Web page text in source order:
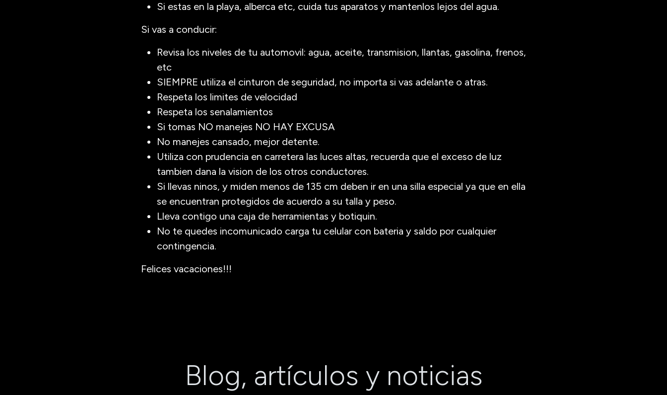
Si estas en la playa, alberca etc, cuida tus aparatos y mantenlos lejos del agua.
Si vas a conducir:
Revisa los niveles de tu automovil: agua, aceite, transmision, llantas, gasolina, frenos,
etc
SIEMPRE utiliza el cinturon de seguridad, no importa si vas adelante o atras.
Respeta los limites de velocidad
Respeta los senalamientos
Si tomas NO manejes NO HAY EXCUSA
No manejes cansado, mejor detente.
Utiliza con prudencia en carretera las luces altas, recuerda que el exceso de luz
tambien dana la vision de los otros conductores.
Si llevas ninos, y miden menos de 135 cm deben ir en una silla especial ya que en ella
se encuentran protegidos de acuerdo a su talla y peso.
Lleva contigo una caja de herramientas y botiquin.
No te quedes incomunicado carga tu celular con bateria y saldo por cualquier
contingencia.
Felices vacaciones!!!
Blog, artículos y noticias